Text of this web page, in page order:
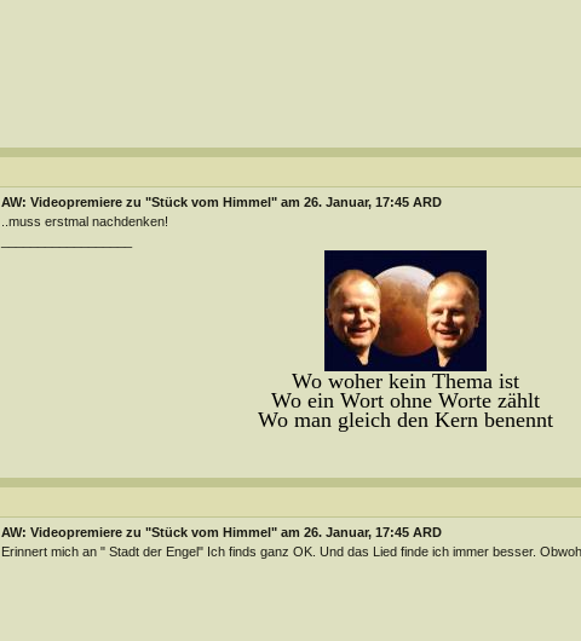
AW: Videopremiere zu "Stück vom Himmel" am 26. Januar, 17:45 ARD
..muss erstmal nachdenken!
Wo woher kein Thema ist
Wo ein Wort ohne Worte zählt
Wo man gleich den Kern benennt
AW: Videopremiere zu "Stück vom Himmel" am 26. Januar, 17:45 ARD
Erinnert mich an " Stadt der Engel" Ich finds ganz OK. Und das Lied finde ich immer besser.